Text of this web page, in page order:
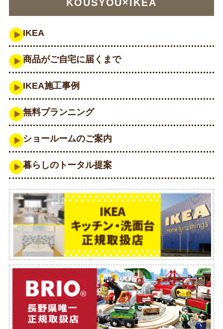
KOUSYOU×IKEA
IKEA
商品がご自宅に届くまで
IKEA施工事例
無料プランニング
ショールームのご案内
暮らしのトータル提案